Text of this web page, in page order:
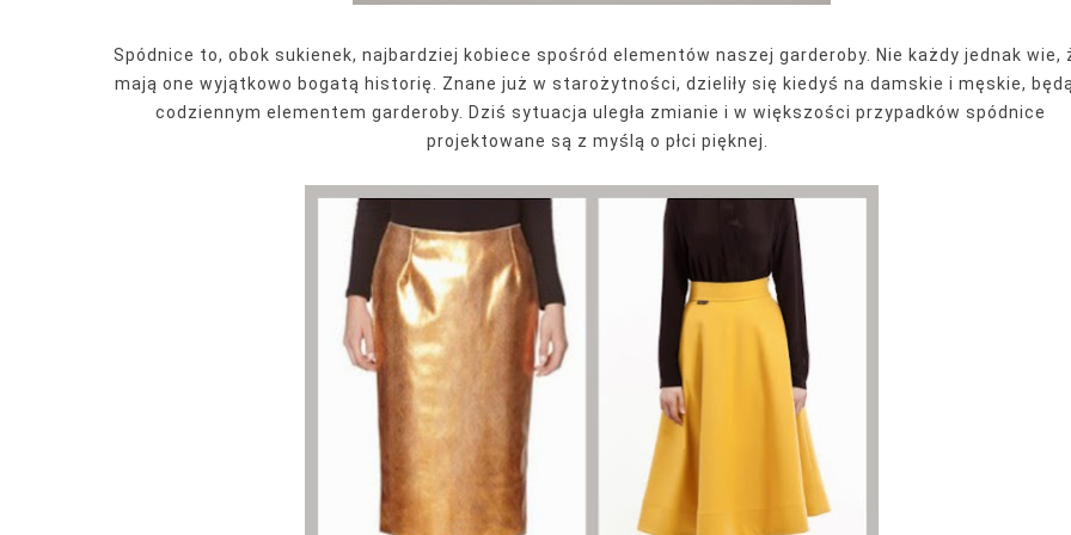
Spódnice to, obok sukienek, najbardziej kobiece spośród elementów naszej garderoby. Nie każdy jednak wie,
mają one wyjątkowo bogatą historię. Znane już w starożytności, dzieliły się kiedyś na damskie i męskie,
codziennym elementem garderoby. Dziś sytuacja uległa zmianie i w większości przypadków spódnice
projektowane są z myślą o płci pięknej.